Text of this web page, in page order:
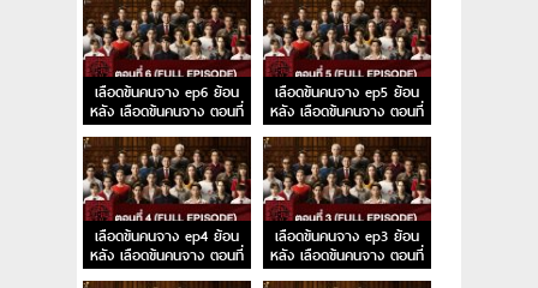
เลือดข้นคนจาง ep6 ย้อน
หลัง เลือดข้นคนจาง ตอนที่
6
เลือดข้นคนจาง ep5 ย้อน
หลัง เลือดข้นคนจาง ตอนที่
5
เลือดข้นคนจาง ep4 ย้อน
หลัง เลือดข้นคนจาง ตอนที่
4
เลือดข้นคนจาง ep3 ย้อน
หลัง เลือดข้นคนจาง ตอนที่
3